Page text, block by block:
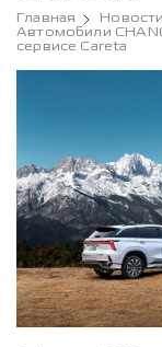
Главная
Автомобили
сервисе Careta